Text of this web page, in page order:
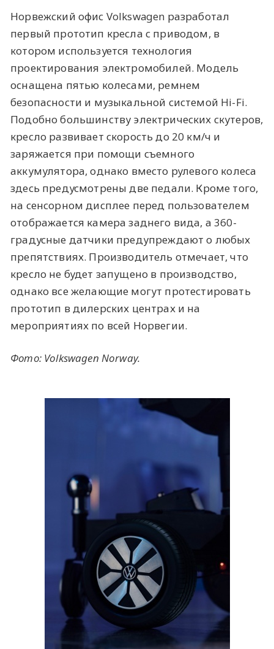
Норвежский офис Volkswagen разработал
первый прототип кресла с приводом, в
котором используется технология
проектирования электромобилей. Модель
оснащена пятью колесами, ремнем
безопасности и музыкальной системой Hi-Fi.
Подобно большинству электрических скутеров,
кресло развивает скорость до 20 км/ч и
заряжается при помощи съемного
аккумулятора, однако вместо рулевого колеса
здесь предусмотрены две педали. Кроме того,
на сенсорном дисплее перед пользователем
отображается камера заднего вида, а 360-
градусные датчики предупреждают о любых
препятствиях. Производитель отмечает, что
кресло не будет запущено в производство,
однако все желающие могут протестировать
прототип в дилерских центрах и на
мероприятиях по всей Норвегии.
Фото: Volkswagen Norway.